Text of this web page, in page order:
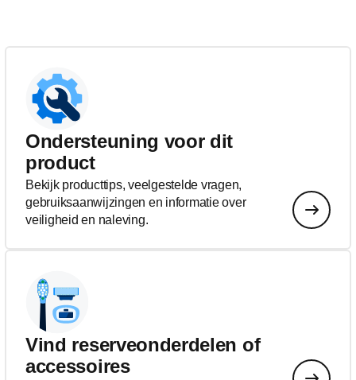
Ondersteuning voor dit
product
Bekijk producttips, veelgestelde vragen,
gebruiksaanwijzingen en informatie over
veiligheid en naleving.
Vind reserveonderdelen of
accessoires